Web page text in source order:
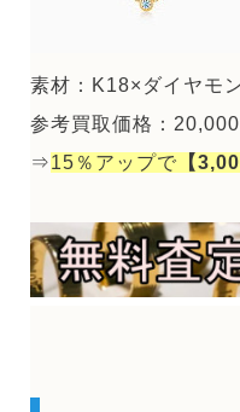
素材：K18×ダイヤモ
参考買取価格：20,000
⇒15％アップで 【